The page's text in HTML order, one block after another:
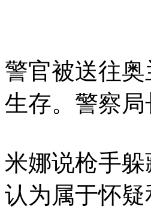
警官被送往
生存。警察
米娜说枪手
认为属于怀